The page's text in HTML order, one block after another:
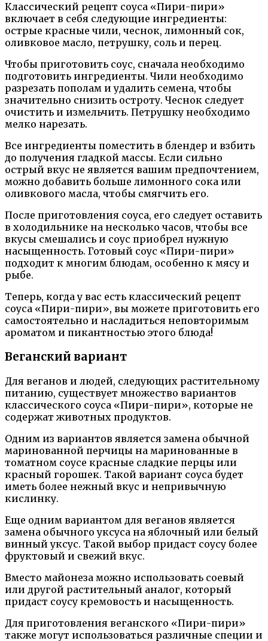
Классический рецепт соуса «Пири-пири»
включает в себя следующие ингредиенты:
острые красные чили, чеснок, лимонный сок,
оливковое масло, петрушку, соль и перец.
Чтобы приготовить соус, сначала необходимо
подготовить ингредиенты. Чили необходимо
разрезать пополам и удалить семена, чтобы
значительно снизить остроту. Чеснок следует
очистить и измельчить. Петрушку необходимо
мелко нарезать.
Все ингредиенты поместить в блендер и взбить
до получения гладкой массы. Если сильно
острый вкус не является вашим предпочтением,
можно добавить больше лимонного сока или
оливкового масла, чтобы смягчить его.
После приготовления соуса, его следует оставить
в холодильнике на несколько часов, чтобы все
вкусы смешались и соус приобрел нужную
насыщенность. Готовый соус «Пири-пири»
подходит к многим блюдам, особенно к мясу и
рыбе.
Теперь, когда у вас есть классический рецепт
соуса «Пири-пири», вы можете приготовить его
самостоятельно и насладиться неповторимым
ароматом и пикантностью этого блюда!
Веганский вариант
Для веганов и людей, следующих растительному
питанию, существует множество вариантов
классического соуса «Пири-пири», которые не
содержат животных продуктов.
Одним из вариантов является замена обычной
маринованной перчицы на маринованные в
томатном соусе красные сладкие перцы или
красный горошек. Такой вариант соуса будет
иметь более нежный вкус и непривычную
кислинку.
Еще одним вариантом для веганов является
замена обычного уксуса на яблочный или белый
винный уксус. Такой выбор придаст соусу более
фруктовый и свежий вкус.
Вместо майонеза можно использовать соевый
или другой растительный аналог, который
придаст соусу кремовость и насыщенность.
Для приготовления веганского «Пири-пири»
также могут использоваться различные специи и